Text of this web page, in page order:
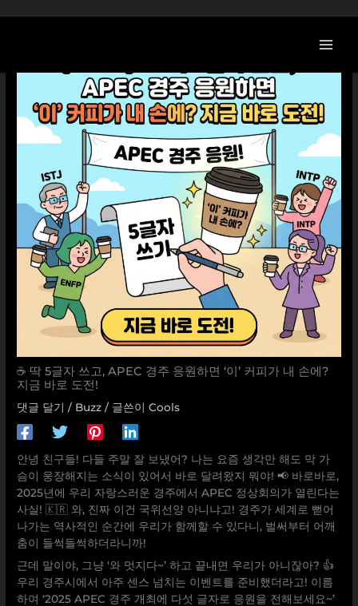
로
☕️ 딱 5글자 쓰고, APEC 경주 응원하면 ‘이’ 커피가 내 손에?
지금 바로 도전!
댓글 달기 / Buzz / 글쓴이Cools
안녕 친구들! 다들 주말 잘 보냈어? 나는 요즘 생각만 해도 막 가
슴이 웅장해지는 소식이 있어서 바로 달려왔지 뭐야! 📢 바로바로,
2025년에 우리 자랑스러운 경주에서 APEC 정상회의가 열린다는
사실! 🇰🇷 와, 진짜 이건 국위선양 아니냐고! 경주가 세계로 뻗어
나가는 역사적인 순간에 우리가 함께할 수 있다니, 벌써부터 어깨
춤이 들썩들썩하더라니까!
근데 말이야, 그냥 ‘와 멋지다~’ 하고 끝내면 우리가 아니잖아? 👍
우리 경주시에서 아주 센스 넘치는 이벤트를 준비했더라고! 이름
하여 ‘2025 APEC 경주 개최에 다섯 글자로 응원을 전해보세요~’